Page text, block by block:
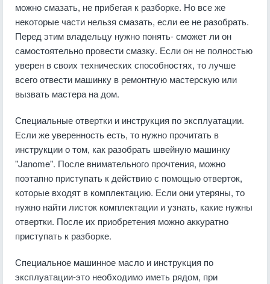
можно смазать, не прибегая к разборке. Но все же
некоторые части нельзя смазать, если ее не разобрать.
Перед этим владельцу нужно понять- сможет ли он
самостоятельно провести смазку. Если он не полностью
уверен в своих технических способностях, то лучше
всего отвести машинку в ремонтную мастерскую или
вызвать мастера на дом.
Специальные отвертки и инструкция по эксплуатации.
Если же уверенность есть, то нужно прочитать в
инструкции о том, как разобрать швейную машинку
"Janome". После внимательного прочтения, можно
поэтапно приступать к действию с помощью отверток,
которые входят в комплектацию. Если они утеряны, то
нужно найти листок комплектации и узнать, какие нужны
отвертки. После их приобретения можно аккуратно
приступать к разборке.
Специальное машинное масло и инструкция по
эксплуатации-это необходимо иметь рядом, при